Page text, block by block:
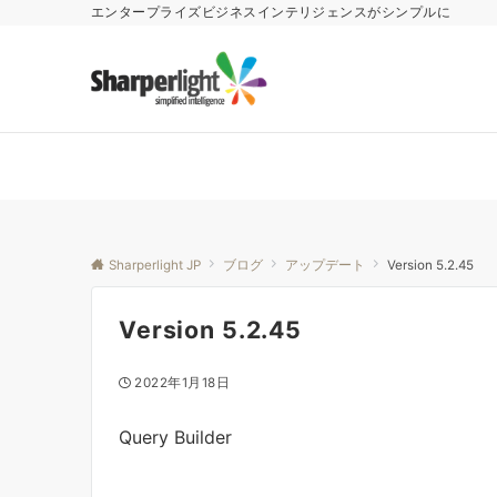
エンタープライズビジネスインテリジェンスがシンプルに
Sharperlight JP ブログ アップデート Version 5.2.45
Version 5.2.45
2022年1月18日
Query Builder